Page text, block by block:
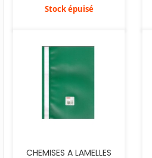
Stock épuisé
CHEMISES A LAMELLES